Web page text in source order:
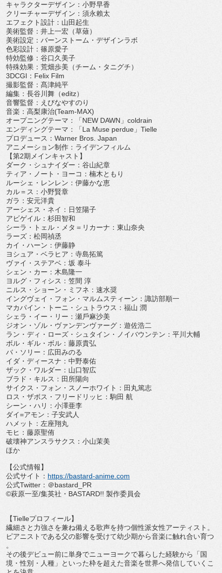
キャラクターデザイン：⼩野早⾹
クリーチャーデザイン：須永賴太
エフェクト設計：⼭⽥起⽣
美術監督：井上⼀宏（草薙）
美術設定：バーンストーム・デザインラボ
⾊彩設計：篠原愛⼦
特効監修：⾕⼝久美⼦
特殊効果：荒畑歩美（チーム・タニグチ）
3DCGI ： Felix Film
撮影監督：髙津純平
編集：⻑⾕川舞（editz）
⾳響監督：えびなやすのり
⾳楽：⾼梨康治(Team-MAX)
オープニングテーマ：「NEW DAWN 」 coldrain
エンディングテーマ：「La Muse perdue 」 Tielle
プロデュース： Warner Bros. Japan
アニメーション制作：ライデンフィルム
【第2期メインキャスト】
ダーク・シュナイダー：⾕⼭紀章
ティア・ノート・ヨーコ：楠⽊ともり
ルーシェ・レンレン：伊藤かな恵
カル＝ス：⼩野賢章
ガラ：安元洋貴
アーシェス・ネイ：⽇笠陽⼦
アビゲイル：杉⽥智和
シーラ・トェル・メタ＝リカーナ：東⼭奈央
ラーズ：松岡禎丞
カイ・ハーン：伊藤静
ヨシュア・ベラヒア：寺島拓篤
ヴァイ・ステアベ：坂 泰⽃
シェン・カー：⽊島隆⼀
ヨルグ・フィシス：笠間 淳
ニルス・ショーン・ミフネ：速⽔奨
イングヴェイ・フォン・マルムスティーン：諏訪部順⼀
マカパイン・トーニ・シュトラウス：福⼭ 潤
シェラ・イー・リー：瀬⼾⿇沙美
ジオン・ゾル・ヴァンデンヴァーグ：遊佐浩⼆
ラン・ディ・ローズ・シュタイン・ノイバウンテン：平川⼤輔
ボル・ギル・ボル：藤原貴弘
バ・ソリー：広⽥みのる
イダ・ディースナ：中野泰佑
ザック・ワルダー：⼭⼝智広
ブラド・キルス：⽥所陽向
サイクス・フォン・スノーホワイト：⽥丸篤志
ロス・ザボス・フリードリッヒ：駒⽥ 航
シーン・ハリ：⼩澤亜李
ダイ=アモン：⼦安武⼈
ハメット：左座翔丸
モヒ：藤原聖侑
破壊神アンスラサクス：⼩⼭茉美
ほか
【公式情報】
公式サイト： https://bastard-anime. com
公式Twitter ：＠bastard_PR
©萩原⼀⾄/集英社・ BASTARD!! 製作委員会
【Tielleプロフィール】
繊細さと力強さを兼ね備える歌声を持つ個性派女性アーティスト。
ピアニストである父の影響を受けて幼少期から音楽に触れ合い育つ
。
その後デビュー前に単身でニューヨークで暮らした経験から「 国
境・性別・人種」
といった枠を超えた音楽を世界へ発信していくこ